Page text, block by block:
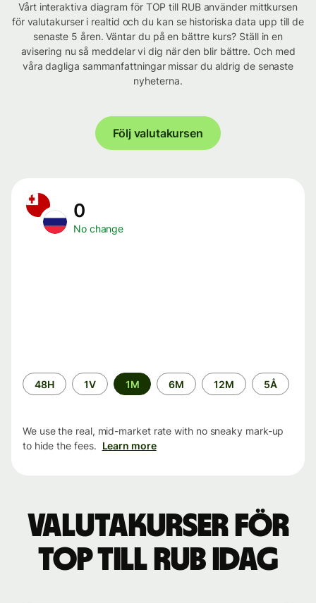
Vårt interaktiva diagram för TOP till RUB använder mittkursen
för valutakurser i realtid och du kan se historiska data upp till de
senaste 5 åren. Väntar du på en bättre kurs? Ställ in en
avisering nu så meddelar vi dig när den blir bättre. Och med
våra dagliga sammanfattningar missar du aldrig de senaste
nyheterna.
Följ valutakursen
0
No change
Time
period
48H 1V 1M 6M 12M 5Å
We use the real, mid-market rate with no sneaky mark-up
to hide the fees. Learn more
Valutakurser för
TOP till RUB idag